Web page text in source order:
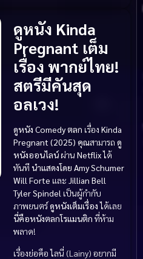
ดูหนัง Kinda
Pregnant เต็ม
เรื่อง พากย์ไทย!
สตรีมีคันสุด
อลเวง!
ดูหนัง Comedy ตลก เรื่อง Kinda
Pregnant (2025) คุณสามารถ ดู
หนังออนไลน์ผ่าน Netflixได้
ทันที นำแสดงโดย Amy Schumer
Will Forte และ Jillian Bell
Tyler Spindel เป็นผู้กำกับ
ภาพยนตร์ดูหนังเต็มเรื่องได้เลย
นี่คือหนังตลกโรแมนติก ที่ห้าม
พลาด!
เรื่องย่อคือ ไลนี่ (Lainy) อยากมี